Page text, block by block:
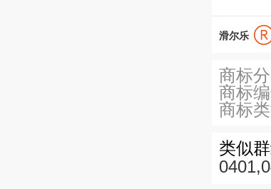
滑尔乐
商标分
商标编
商标类
类似